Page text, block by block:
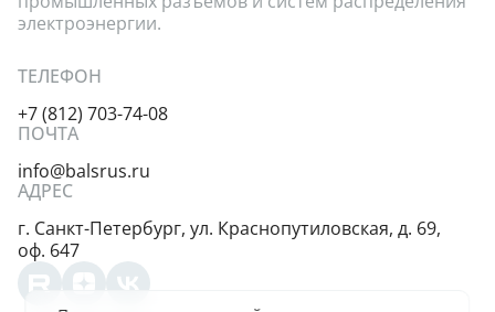
электроэнергии.
ТЕЛЕФОН
+7 (812) 703-74-08
ПОЧТА
info@balsrus.ru
АДРЕС
г. Санкт-Петербург, ул. Краснопутиловская, д. 69,
оф. 647